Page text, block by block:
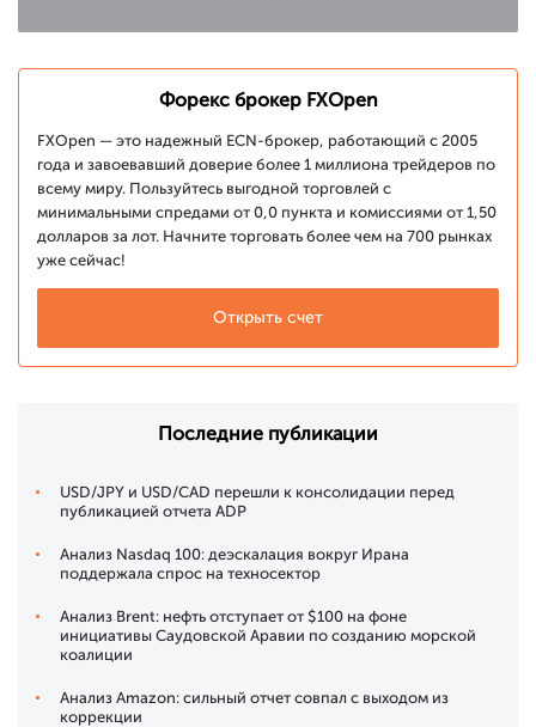
Форекс брокер FXOpen
FXOpen — это надежный ECN-брокер, работающий с 2005
года и завоевавший доверие более 1 миллиона трейдеров по
всему миру. Пользуйтесь выгодной торговлей с
минимальными спредами от 0,0 пункта и комиссиями от 1,50
долларов за лот. Начните торговать более чем на 700 рынках
уже сейчас!
Открыть счет
Последние публикации
USD/JPY и USD/CAD перешли к консолидации перед
публикацией отчета ADP
Анализ Nasdaq 100: деэскалация вокруг Ирана
поддержала спрос на техносектор
Анализ Brent: нефть отступает от $100 на фоне
инициативы Саудовской Аравии по созданию морской
коалиции
Анализ Amazon: сильный отчет совпал с выходом из
коррекции